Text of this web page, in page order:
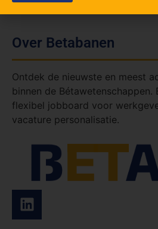
Over Betabanen
Ontdek de nieuwste en meest
binnen de Bétawetenschappen.
flexibel jobboard voor
vacature personalisatie.